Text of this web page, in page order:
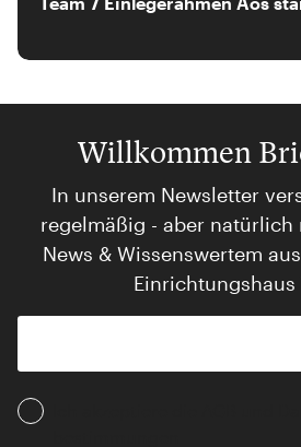
Willkommen
In unserem Newsletter
regelmäßig - aber
News & Wissenswertem
Einrichtungshaus